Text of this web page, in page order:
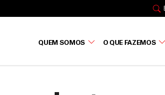
QUEM SOMOS O QUE FAZEMOS